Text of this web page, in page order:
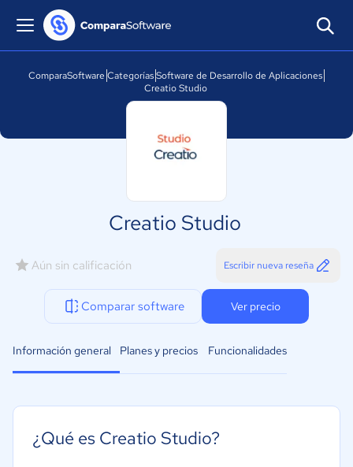
ComparaSoftware CategoríasSoftware de Desarrollo de Aplicaciones
Creatio Studio
Creatio Studio
Aún sin calificación Escribir nueva reseña
Comparar software Ver precio
Información general Planes y precios Funcionalidades
¿Qué es Creatio Studio?